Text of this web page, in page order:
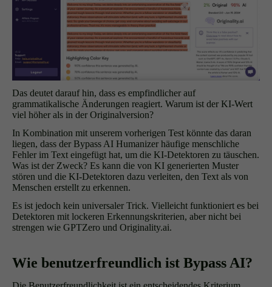
Das deutet darauf hin, dass es empfindlicher auf
grammatikalische Änderungen reagiert. Warum ist der KI-Wert
viel höher als in der Originalversion?
In Kombination mit unserem vorherigen Test könnte das daran
liegen, dass der Bypass AI Humanizer häufige menschliche
Fehler im Text eingefügt hat, um die KI-Detektoren zu täuschen.
Was ist der Zweck? Es kann die von KI generierten Muster
stören und die KI-Detektoren dazu verleiten, den Text als von
Menschen erstellt zu erkennen.
Es ist jedoch kein universaler Trick. Vielleicht funktioniert es bei
Detektoren mit lockeren Erkennungskriterien, aber nicht bei
strengen wie GPTZero und Originality.ai.
Wie benutzerfreundlich ist Bypass AI?